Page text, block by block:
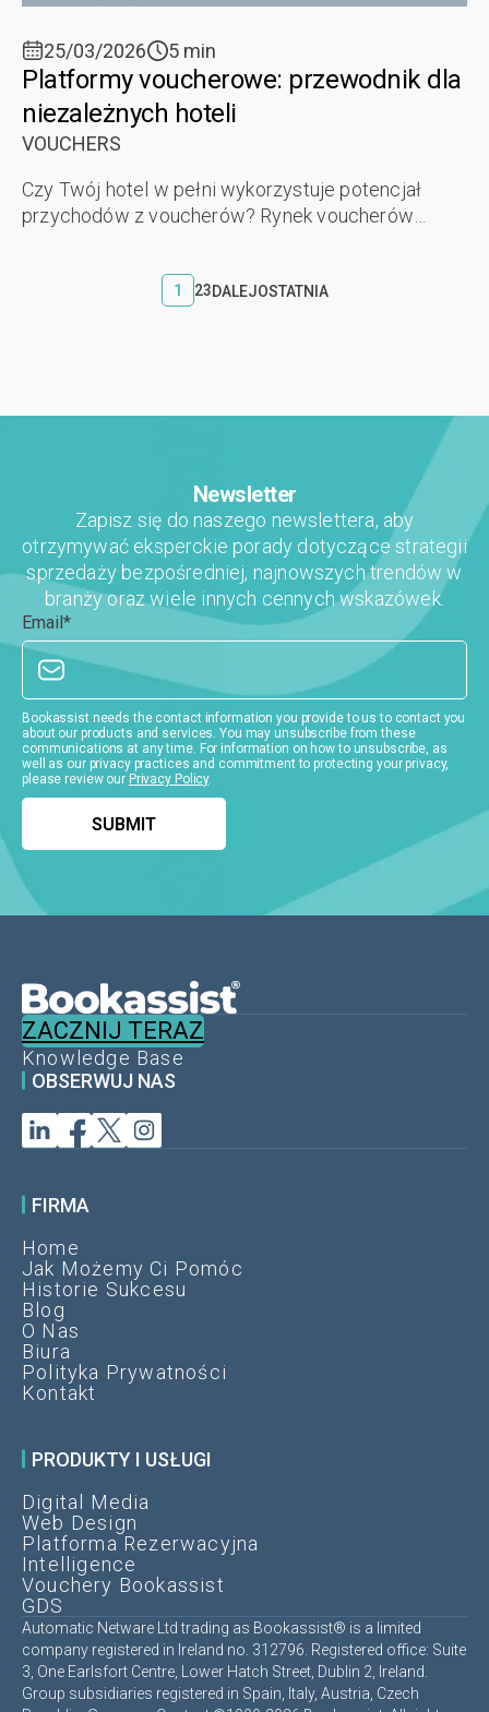
25/03/2026 5 min
Platformy voucherowe: przewodnik dla
niezależnych hoteli
VOUCHERS
Czy Twój hotel w pełni wykorzystuje potencjał
przychodów z voucherów? Rynek voucherów
1 23DALEJOSTATNIA
Newsletter
Zapisz się do naszego newslettera, aby
otrzymywać eksperckie porady dotyczące strategii
sprzedaży bezpośredniej, najnowszych trendów w
branży oraz wiele innych cennych wskazówek.
Email*
Bookassist needs the contact information you provide to us to contact you
about our products and services. You may unsubscribe from these
communications at any time. For information on how to unsubscribe, as
well as our privacy practices and commitment to protecting your privacy,
please review our Privacy Policy.
FIRMA
Home
Jak Możemy Ci Pomóc
Historie Sukcesu
Blog
O Nas
Biura
Polityka Prywatności
Kontakt
PRODUKTY I USŁUGI
Digital Media
Web Design
Platforma Rezerwacyjna
Intelligence
Vouchery Bookassist
GDS
ZACZNIJ TERAZ
Knowledge Base
OBSERWUJ NAS
Automatic Netware Ltd trading as Bookassist® is a limited
company registered in Ireland no. 312796. Registered office: Suite
3, One Earlsfort Centre, Lower Hatch Street, Dublin 2, Ireland.
Group subsidiaries registered in Spain, Italy, Austria, Czech